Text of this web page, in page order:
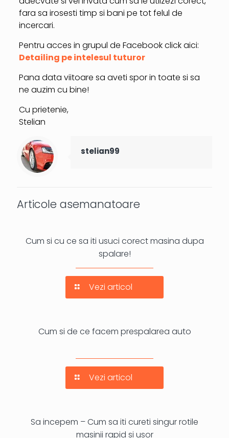
fara sa irosesti timp si bani pe tot felul de
incercari.
Pentru acces in grupul de Facebook click aici:
Detailing pe intelesul tuturor
Pana data viitoare sa aveti spor in toate si sa
ne auzim cu bine!
Cu prietenie,
Stelian
stelian99
Articole asemanatoare
Cum si cu ce sa iti usuci corect masina dupa
spalare!
Vezi articol
Cum si de ce facem prespalarea auto
Vezi articol
Sa incepem – Cum sa iti cureti singur rotile
masinii rapid si usor